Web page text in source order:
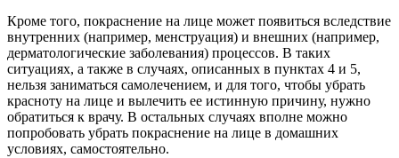
Кроме того, покраснение на лице может появиться вследствие
внутренних (например, менструация) и внешних (например,
дерматологические заболевания) процессов. В таких
ситуациях, а также в случаях, описанных в пунктах 4 и 5,
нельзя заниматься самолечением, и для того, чтобы убрать
красноту на лице и вылечить ее истинную причину, нужно
обратиться к врачу. В остальных случаях вполне можно
попробовать убрать покраснение на лице в домашних
условиях, самостоятельно.